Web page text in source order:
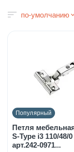
по-умолчанию
Популярный
Петля
S-Type i3 110/48/
арт.242-0971...